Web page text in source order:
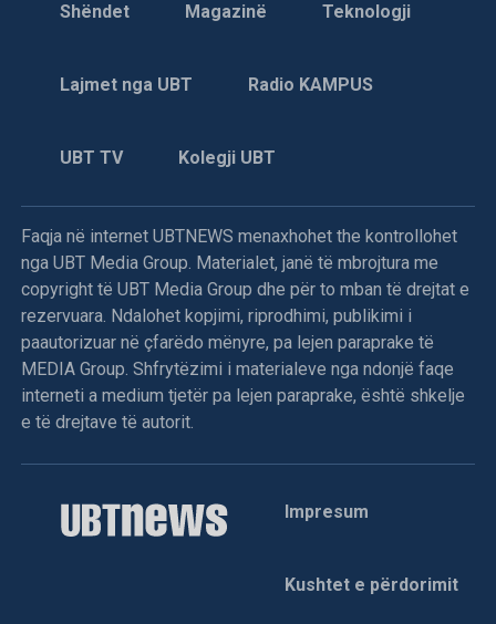
Shëndet Magazinë Teknologji
Lajmet nga UBT Radio KAMPUS
UBT TV Kolegji UBT
Faqja në internet UBTNEWS menaxhohet the kontrollohet
nga UBT Media Group. Materialet, janë të mbrojtura me
copyright të UBT Media Group dhe për to mban të drejtat e
rezervuara. Ndalohet kopjimi, riprodhimi, publikimi i
paautorizuar në çfarëdo mënyre, pa lejen paraprake të
MEDIA Group. Shfrytëzimi i materialeve nga ndonjë faqe
interneti a medium tjetër pa lejen paraprake, është shkelje
e të drejtave të autorit.
Impresum
Kushtet e përdorimit